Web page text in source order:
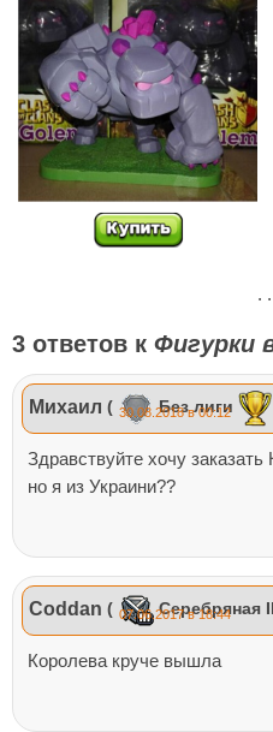
.
3 ответов к Фигурки
Михаил ( Без лиги
30.08.2018 в 00:12
Здравствуйте хочу
но я из Украини??
Coddan ( Серебряная
07.06.2017 в 18:44
Королева круче вышла